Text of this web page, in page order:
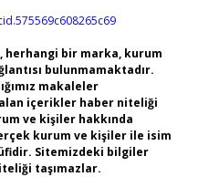
herhangi bir marka, kurum
bulunmamaktadır.
makaleler
içerikler haber niteliği
ve kişiler hakkında
kurum ve kişiler ile isim
Sitemizdeki bilgiler
taşımazlar.